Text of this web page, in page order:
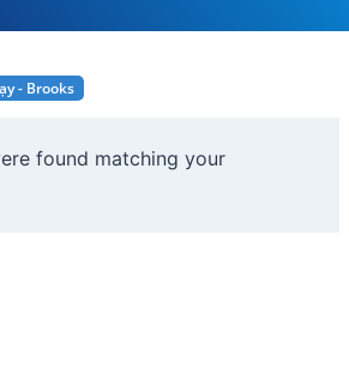
- Brooks
found matching your